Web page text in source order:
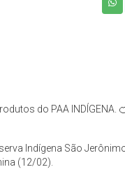
do PAA INDÍGENA.
Indígena São
(12/02).